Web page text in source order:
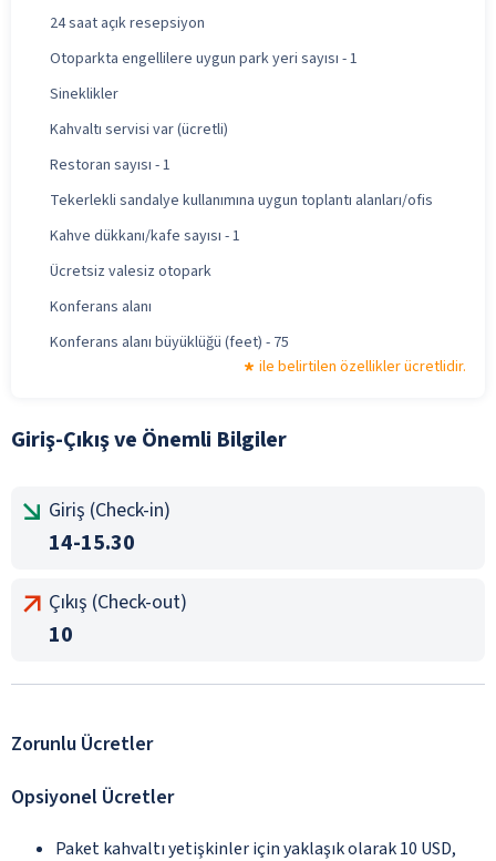
24 saat açık resepsiyon
Otoparkta engellilere uygun park yeri sayısı - 1
Sineklikler
Kahvaltı servisi var (ücretli)
Restoran sayısı - 1
Tekerlekli sandalye kullanımına uygun toplantı alanları/ofis
Kahve dükkanı/kafe sayısı - 1
Ücretsiz valesiz otopark
Konferans alanı
Konferans alanı büyüklüğü (feet) - 75
ile belirtilen özellikler ücretlidir.
Giriş-Çıkış ve Önemli Bilgiler
Giriş (Check-in)
14-15.30
Çıkış (Check-out)
10
Zorunlu Ücretler
Opsiyonel Ücretler
Paket kahvaltı yetişkinler için yaklaşık olarak 10 USD,